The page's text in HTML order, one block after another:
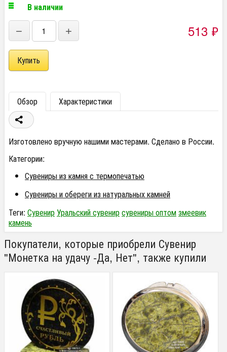
В наличии
− + 513 ₽
Обзор Характеристики
Изготовлено вручную нашими мастерами. Сделано в России.
Категории:
Сувениры из камня с термопечатью
Сувениры и обереги из натуральных камней
Теги: Сувенир Уральский сувенирсувениры оптомзмеевик
камень
Покупатели, которые приобрели Сувенир
"Монетка на удачу -Да, Нет", также купили